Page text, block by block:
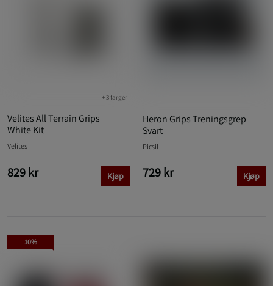
Velites All Terrain Grips
White Kit
+ 3 farger
Velites
829 kr Kjøp
Heron Grips Treningsgrep
Svart
Picsil
729 kr Kjøp
10%